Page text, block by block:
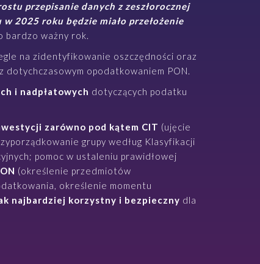
przepisanie danych z zeszłorocznej
2025 roku będzie miało przełożenie
bardzo ważny rok.
na zidentyfikowanie oszczędności oraz
dotychczasowym opodatkowaniem PON.
i nadpłatowych dotyczących podatku
zarówno pod kątem CIT (ujęcie
grupy według Klasyfikacji
pomoc w ustaleniu prawidłowej
(określenie przedmiotów
określenie momentu
najbardziej korzystny i bezpieczny dla